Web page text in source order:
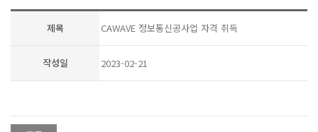
제목 CAWAVE 정보통신공사업 자격 취득
작성일 2023-02-21